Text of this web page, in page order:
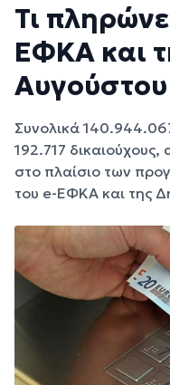
Τι
ΕΦΚΑ και
Αυγούστου
Συνολικά
192.717 δικαιούχους,
στο πλαίσιο των
του e-ΕΦΚΑ και της